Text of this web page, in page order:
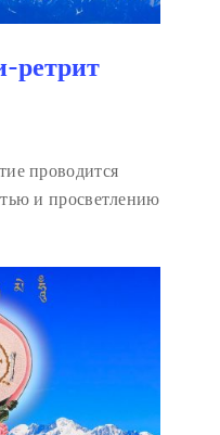
ретрит
проводится
и просветлению